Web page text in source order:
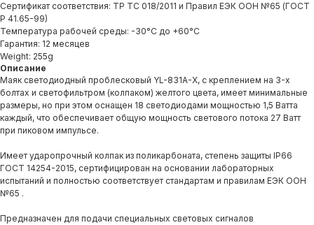
Сертификат соответствия: ТР ТС 018/2011 и Правил ЕЭК ООН №65 (ГОСТ
Р 41.65-99)
Температура рабочей среды: -30°С до +60°С
Гарантия: 12 месяцев
Weight: 255g
Описание
Маяк светодиодный проблесковый YL-831A-X, с креплением на 3-х
болтах и светофильтром (колпаком) желтого цвета, имеет минимальные
размеры, но при этом оснащен 18 светодиодами мощностью 1,5 Ватта
каждый, что обеспечивает общую мощность светового потока 27 Ватт
при пиковом импульсе.
Имеет ударопрочный колпак из поликарбоната, степень защиты IP66
ГОСТ 14254-2015, сертифицирован на основании лабораторных
испытаний и полностью соответствует стандартам и правилам ЕЭК ООН
№65 .
Предназначен для подачи специальных световых сигналов